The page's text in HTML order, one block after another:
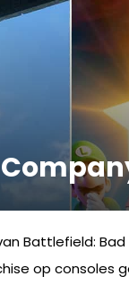
Battlefield:
op consoles